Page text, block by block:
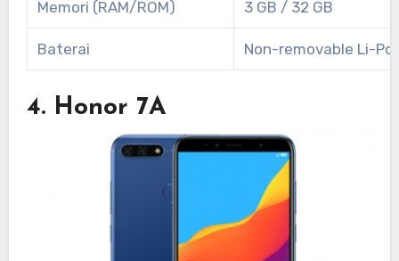
Memori (RAM/ROM) 3 GB / 32 GB
Baterai Non-removable Li-Po
4. Honor 7A